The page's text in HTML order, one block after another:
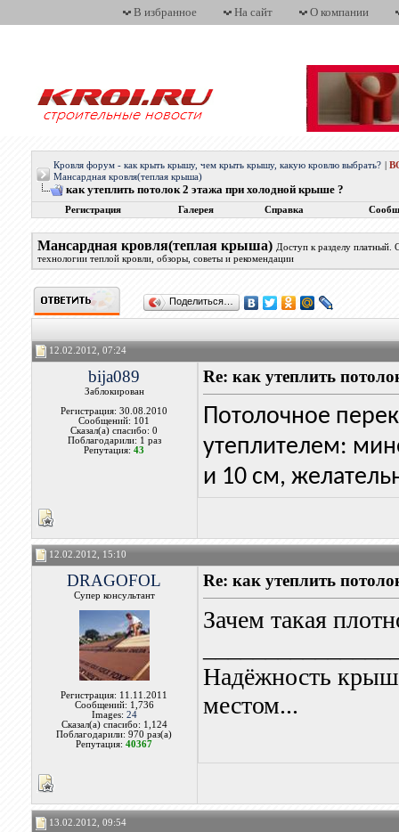
В избранное На сайт О компании
Кровля форум - как крыть крышу, чем крыть крышу, какую кровлю выбрать?
Мансардная кровля(теплая крыша)
как утеплить потолок 2 этажа при холодной крыше ?
Регистрация Галерея Справка
Мансардная кровля(теплая крыша) Доступ к разделу
технологии теплой кровли, обзоры, советы и рекомендации
Поделиться…
12.02.2012, 07:24
bija089
Заблокирован
Регистрация: 30.08.2010
Сообщений: 101
Сказал(а) спасибо: 0
Поблагодарили: 1 раз
Репутация:43
Re: как утеплить
Потолочное
утеплителем:
и 10 см,
12.02.2012, 15:10
DRAGOFOL
Супер консультант
Регистрация: 11.11.2011
Сообщений: 1,736
Images: 24
Сказал(а) спасибо: 1,124
Поблагодарили: 970 раз(а)
Репутация:40367
Re: как утеплить
Зачем такая
Надёжность
местом...
13.02.2012, 09:54